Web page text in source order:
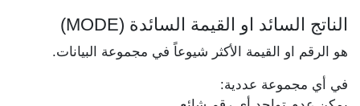
الناتج السائد او القيمة السائدة (MODE)
هو الرقم او القيمة الأكثر شيوعاً في مجموعة البيانات.
في أي مجموعة عددية: